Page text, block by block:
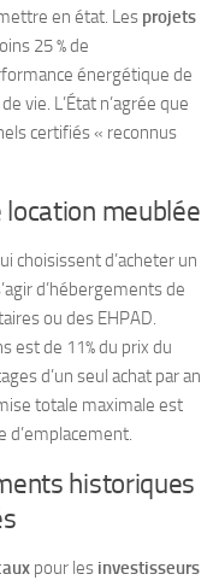
en état. Les projets
25 % de
énergétique de
vie. L’État n’agrée que
certifiés « reconnus
location meublée
choisissent d’acheter un
d’hébergements de
ou des EHPAD.
est de 11% du prix du
d’un seul achat par an
totale maximale est
d’emplacement.
historiques
pour les investisseurs